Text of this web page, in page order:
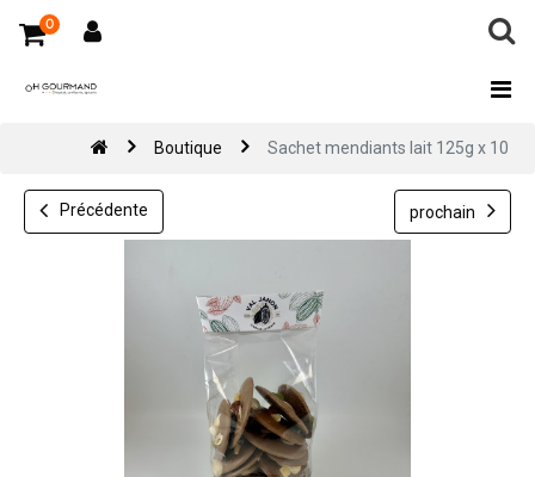
0
Boutique Sachet mendiants lait 125g x 10
Précédente prochain